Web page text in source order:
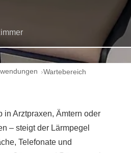
Wartebereich
in Arztpraxen, Ämtern oder
– steigt der Lärmpegel
Telefonate und